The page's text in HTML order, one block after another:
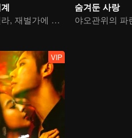
신데렐라, 재벌가에 돌아오다
숨겨둔 사랑
VIP